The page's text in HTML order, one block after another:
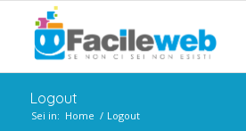
Logout
Sei in: Home / Logout